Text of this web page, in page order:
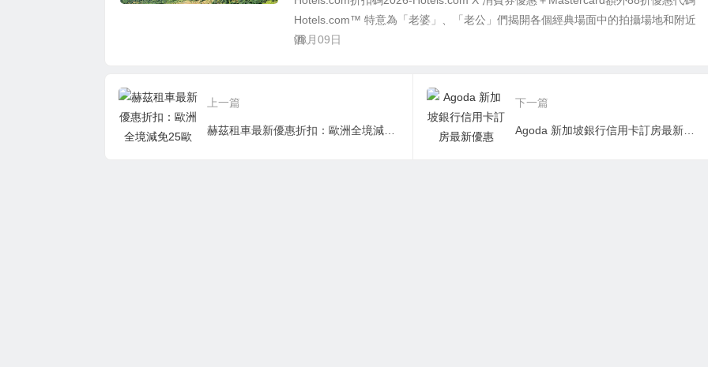
Hotels.com™ 特意為「老婆」、「老公」們揭開各個經典場面中的拍攝場地和附近
酒...
08月09日
上一篇 下一篇
Agoda 新加坡銀行信用卡訂房最新優惠 93/95折優惠